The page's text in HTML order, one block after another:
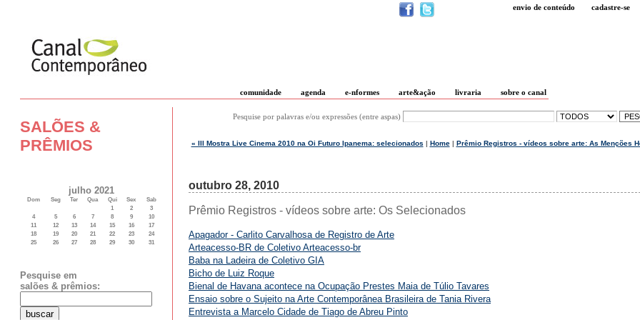
envio de conteúdo cadastre-se
comunidade agenda e-nformes arte&ação livraria sobre o canal
SALÕES &
PRÊMIOS
julho 2021
Dom Seg Ter Qua Qui Sex
Sab
1
2
3
4
5 6 7 8 9
10
11
12 13 14 15 16
17
18
19 20 21 22 23
24
25
26 27 28 29 30 31
Pesquise em
salões & prêmios:
Pesquise por palavras e/ou expressões (entre aspas)
« III Mostra Live Cinema 2010 na Oi Futuro Ipanema: selecionados | Home| Prêmio Registros - vídeos sobre arte: As Menções
outubro 28, 2010
Prêmio Registros - vídeos sobre arte: Os Selecionados
Apagador - Carlito Carvalhosa de Registro de Arte
Arteacesso-BR de Coletivo Arteacesso-br
Baba na Ladeira de Coletivo GIA
Bicho de Luiz Roque
Bienal de Havana acontece na Ocupação Prestes Maia de Túlio Tavares
Ensaio sobre o Sujeito na Arte Contemporânea Brasileira de Tania Rivera
Entrevista a Marcelo Cidade de Tiago de Abreu Pinto